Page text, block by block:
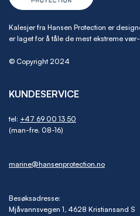
Kalesjer fra Hansen Protection er
er laget for å tåle de mest ekstreme
© Copyright 2024
KUNDESERVICE
tel: +47 69 00 13 50
(man-fre. 08-16)
marine@hansenprotection.no
Besøksadresse:
Mjåvannsvegen 1, 4628 Kristiansand S